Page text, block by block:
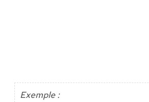
Exemple :